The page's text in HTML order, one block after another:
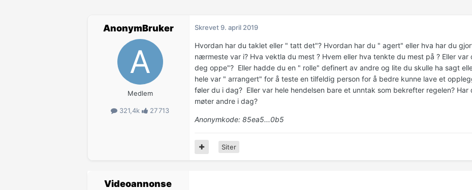
AnonymBruker
Medlem
321,4k 27 713
Skrevet9. april 2019
Hvordan har du taklet eller " tatt det"? Hvordan har du " agert" eller hva har du
nærmeste var i? Hva vektla du mest ? Hvem eller hva tenkte du mest på ? Eller
deg oppe"? Eller hadde du en " rolle" definert av andre og lite du skulle ha sagt
hele var " arrangert" for å teste en tilfeldig person for å bedre kunne lave et
føler du i dag? Eller var hele hendelsen bare et unntak som bekrefter regelen?
møter andre i dag?
Anonymkode: 85ea5...0b5
Siter
Videoannonse